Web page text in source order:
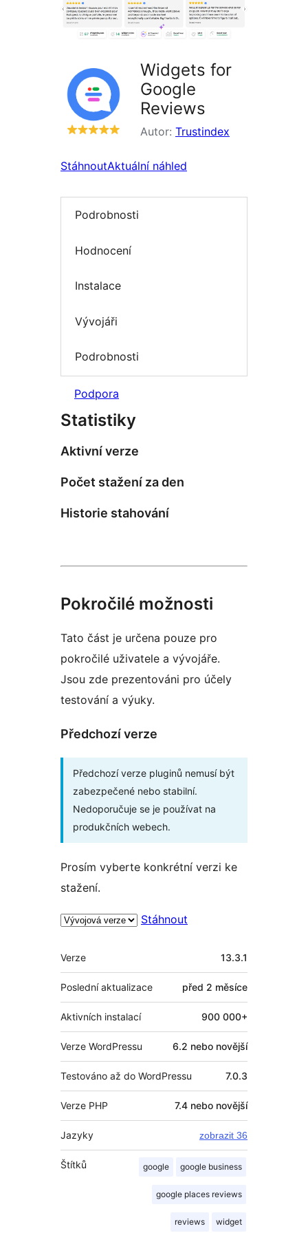
Widgets for
Google
Reviews
Autor: Trustindex
StáhnoutAktuální náhled
Podrobnosti
Hodnocení
Instalace
Vývojáři
Podrobnosti
Podpora
Statistiky
Aktivní verze
Počet stažení za den
Historie stahování
Pokročilé možnosti
Tato část je určena pouze pro
pokročilé uživatele a vývojáře.
Jsou zde prezentováni pro účely
testování a výuky.
Předchozí verze
Předchozí verze pluginů nemusí být
zabezpečené nebo stabilní.
Nedoporučuje se je používat na
produkčních webech.
Prosím vyberte konkrétní verzi ke
stažení.
Stáhnout
Meta
Verze 13.3.1
Poslední aktualizace před 2 měsíce
Aktivních instalací 900 000+
Verze WordPressu 6.2 nebo novější
Testováno až do WordPressu 7.0.3
Verze PHP 7.4 nebo novější
Jazyky zobrazit 36
Štítků google google business
google places reviews
reviews widget